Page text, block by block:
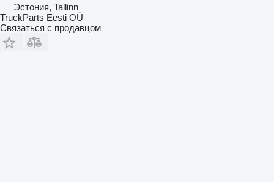
Эстония, Tallinn
TruckParts Eesti OÜ
Связаться с продавцом